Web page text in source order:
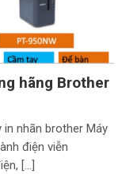
hãng Brother
nhãn brother Máy
điện viễn
[…]